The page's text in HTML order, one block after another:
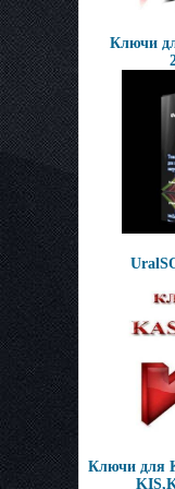
Ключи
Ключи для